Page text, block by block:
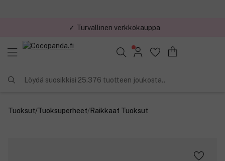
✓ Turvallinen verkkokauppa
Löydä suosikkisi 25.376 tuotteen joukosta..
Tuoksut/Tuoksuperheet/Raikkaat Tuoksut